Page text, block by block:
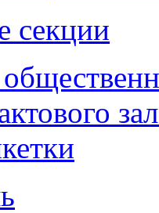
секции